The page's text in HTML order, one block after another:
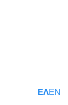
ΕΛEN